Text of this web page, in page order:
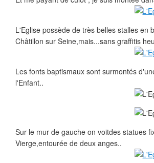
L'Eglise possède de très belles stalles en
Châtillon sur Seine,mais...sans graffitis
Les fonts baptismaux sont surmontés
l'Enfant..
Sur le mur de gauche on voitdes statues
Vierge,entourée de deux anges..